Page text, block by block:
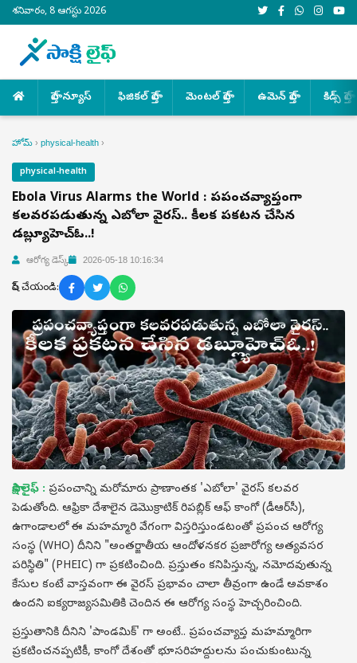
శనివారం, 8 ఆగస్టు 2026
హెల్త్ న్యూస్ ఫిజికల్ హెల్త్ మెంటల్ హెల్త్ ఉమెన్ హెల్త్ కిడ్స్ హెల్త్
హోమ్ › physical-health ›
physical-health
Ebola Virus Alarms the World : ప్రపంచవ్యాప్తంగా
కలవరపడుతున్న ఎబోలా వైరస్.. కీలక ప్రకటన చేసిన
డబ్ల్యూహెచ్‌ఓ..!
ఆరోగ్య డెస్క్ 2026-05-18 10:16:34
షేర్ చేయండి:
సాక్షి లైఫ్ : ప్రపంచాన్ని మరోమారు ప్రాణాంతక 'ఎబోలా' వైరస్ కలవర
పెడుతోంది. ఆఫ్రికా దేశాలైన డెమొక్రాటిక్ రిపబ్లిక్ ఆఫ్ కాంగో (డీఆర్‌సీ),
ఉగాండాలలో ఈ మహమ్మారి వేగంగా విస్తరిస్తుండటంతో ప్రపంచ ఆరోగ్య
సంస్థ (WHO) దీనిని "అంతర్జాతీయ ఆందోళనకర ప్రజారోగ్య అత్యవసర
పరిస్థితి" (PHEIC) గా ప్రకటించింది. ప్రస్తుతం కనిపిస్తున్న, నమోదవుతున్న
కేసుల కంటే వాస్తవంగా ఈ వైరస్ ప్రభావం చాలా తీవ్రంగా ఉండే అవకాశం
ఉందని ఐక్యరాజ్యసమితికి చెందిన ఈ ఆరోగ్య సంస్థ హెచ్చరించింది.
ప్రస్తుతానికి దీనిని 'పాండమిక్' గా అంటే.. ప్రపంచవ్యాప్త మహమ్మారిగా
ప్రకటించనప్పటికీ, కాంగో దేశంతో భూసరిహద్దులను పంచుకుంటున్న